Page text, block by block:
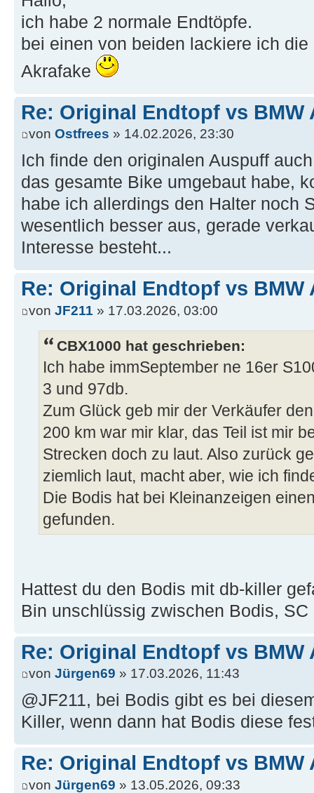
ich habe 2 normale Endtöpfe.
bei einen von beiden lackiere ich
Akrafake
Re: Original Endtopf vs BMW
von Ostfrees » 14.02.2026, 23:30
Ich finde den originalen Auspuff
das gesamte Bike umgebaut habe,
habe ich allerdings den Halter noch
wesentlich besser aus, gerade
Interesse besteht...
Re: Original Endtopf vs BMW
von JF211 » 17.03.2026, 03:00
CBX1000 hat geschrieben:
Ich habe immSeptember ne 16er
3 und 97db.
Zum Glück geb mir der Verkäufer
200 km war mir klar, das Teil ist mir
Strecken doch zu laut. Also zurück
ziemlich laut, macht aber, wie ich
Die Bodis hat bei Kleinanzeigen
gefunden.
Hattest du den Bodis mit db-killer
Bin unschlüssig zwischen Bodis,
Re: Original Endtopf vs BMW
von Jürgen69 » 17.03.2026, 11:43
@JF211, bei Bodis gibt es bei
Killer, wenn dann hat Bodis diese
Re: Original Endtopf vs BMW
von Jürgen69 » 13.05.2026, 09:33